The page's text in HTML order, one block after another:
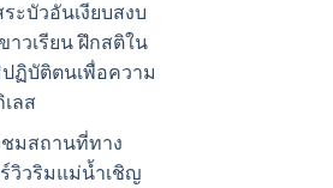
ะบัวอันเงียบสงบ
าวเรียน ฝึกสติใน
ฏิบัติตนเพื่อความ
ลส
ชมสถานที่ทาง
วิวริมแม่น้ำเชิญ